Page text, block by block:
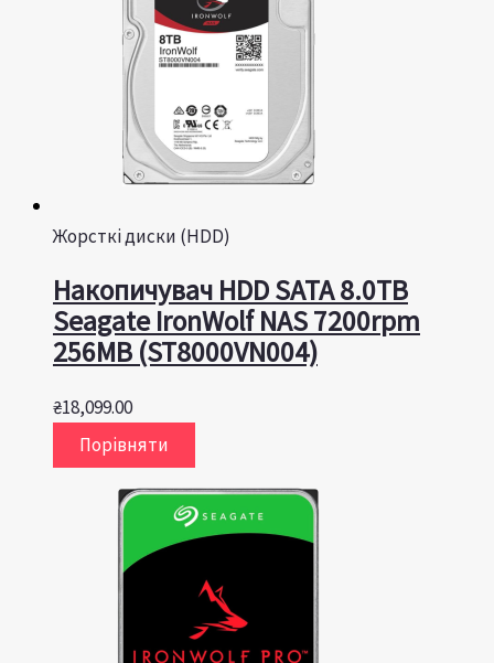
Жорсткі диски (HDD)
Накопичувач HDD SATA 8.0TB
Seagate IronWolf NAS 7200rpm
256MB (ST8000VN004)
₴18,099.00
Порівняти